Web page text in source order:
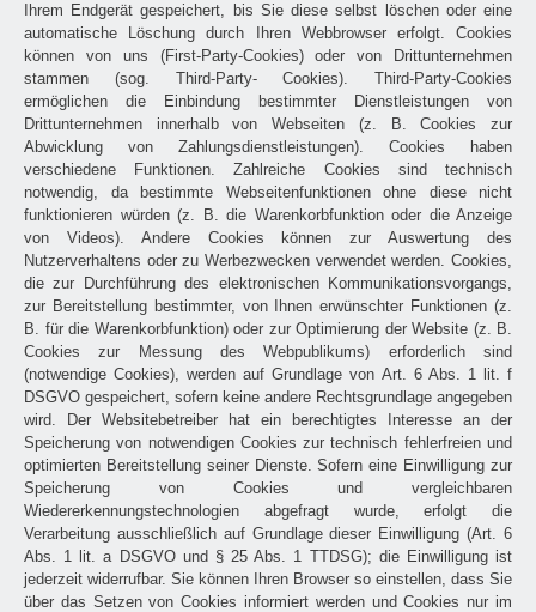
Ihrem Endgerät gespeichert, bis Sie diese selbst löschen oder eine
automatische Löschung durch Ihren Webbrowser erfolgt. Cookies
können von uns (First-Party-Cookies) oder von Drittunternehmen
stammen (sog. Third-Party- Cookies). Third-Party-Cookies
ermöglichen die Einbindung bestimmter Dienstleistungen von
Drittunternehmen innerhalb von Webseiten (z. B. Cookies zur
Abwicklung von Zahlungsdienstleistungen). Cookies haben
verschiedene Funktionen. Zahlreiche Cookies sind technisch
notwendig, da bestimmte Webseitenfunktionen ohne diese nicht
funktionieren würden (z. B. die Warenkorbfunktion oder die Anzeige
von Videos). Andere Cookies können zur Auswertung des
Nutzerverhaltens oder zu Werbezwecken verwendet werden. Cookies,
die zur Durchführung des elektronischen Kommunikationsvorgangs,
zur Bereitstellung bestimmter, von Ihnen erwünschter Funktionen (z.
B. für die Warenkorbfunktion) oder zur Optimierung der Website (z. B.
Cookies zur Messung des Webpublikums) erforderlich sind
(notwendige Cookies), werden auf Grundlage von Art. 6 Abs. 1 lit. f
DSGVO gespeichert, sofern keine andere Rechtsgrundlage angegeben
wird. Der Websitebetreiber hat ein berechtigtes Interesse an der
Speicherung von notwendigen Cookies zur technisch fehlerfreien und
optimierten Bereitstellung seiner Dienste. Sofern eine Einwilligung zur
Speicherung von Cookies und vergleichbaren
Wiedererkennungstechnologien abgefragt wurde, erfolgt die
Verarbeitung ausschließlich auf Grundlage dieser Einwilligung (Art. 6
Abs. 1 lit. a DSGVO und § 25 Abs. 1 TTDSG); die Einwilligung ist
jederzeit widerrufbar. Sie können Ihren Browser so einstellen, dass Sie
über das Setzen von Cookies informiert werden und Cookies nur im